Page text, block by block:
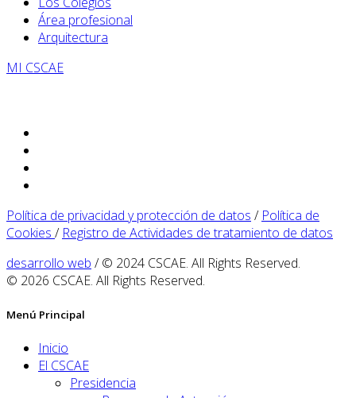
Área profesional
Arquitectura
MI CSCAE
Política de privacidad y protección de datos / Política de
Cookies / Registro de Actividades de tratamiento de datos
desarrollo web / © 2024 CSCAE. All Rights Reserved.
© 2026 CSCAE. All Rights Reserved.
Menú Principal
Inicio
El CSCAE
Presidencia